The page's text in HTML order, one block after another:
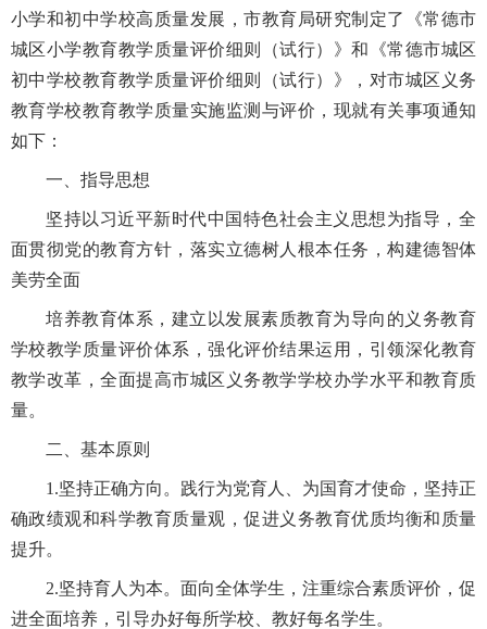
小学和初中学校高质量发展，市教育局研究制定了《常德市
城区小学教育教学质量评价细则（试行）》和《常德市城区
初中学校教育教学质量评价细则（试行）》，对市城区义务
教育学校教育教学质量实施监测与评价，现就有关事项通知
如下：
一、指导思想
坚持以习近平新时代中国特色社会主义思想为指导，全
面贯彻党的教育方针，落实立德树人根本任务，构建德智体
美劳全面
培养教育体系，建立以发展素质教育为导向的义务教育
学校教学质量评价体系，强化评价结果运用，引领深化教育
教学改革，全面提高市城区义务教学学校办学水平和教育质
量。
二、基本原则
1.坚持正确方向。践行为党育人、为国育才使命，坚持正
确政绩观和科学教育质量观，促进义务教育优质均衡和质量
提升。
2.坚持育人为本。面向全体学生，注重综合素质评价，促
进全面培养，引导办好每所学校、教好每名学生。